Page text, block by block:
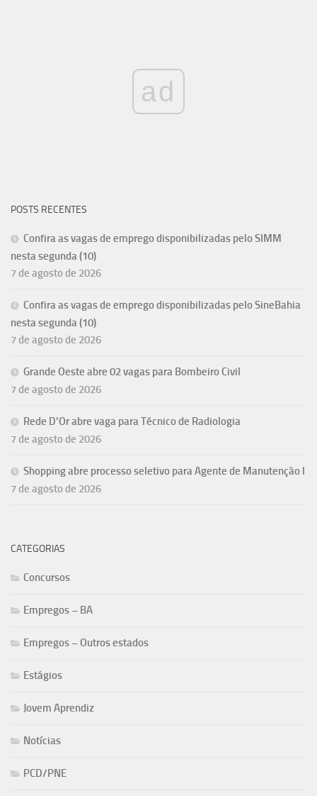
ad
POSTS RECENTES
Confira as vagas de emprego disponibilizadas pelo SIMM
nesta segunda (10)
7 de agosto de 2026
Confira as vagas de emprego disponibilizadas pelo SineBahia
nesta segunda (10)
7 de agosto de 2026
Grande Oeste abre 02 vagas para Bombeiro Civil
7 de agosto de 2026
Rede D’Or abre vaga para Técnico de Radiologia
7 de agosto de 2026
Shopping abre processo seletivo para Agente de Manutenção I
7 de agosto de 2026
CATEGORIAS
Concursos
Empregos – BA
Empregos – Outros estados
Estágios
Jovem Aprendiz
Notícias
PCD/PNE